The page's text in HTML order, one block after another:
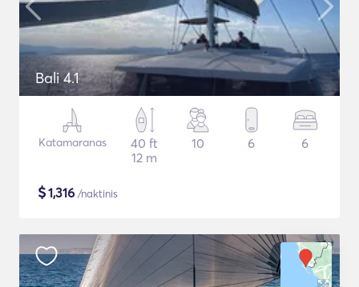
Bali 4.1
Katamaranas
40 ft
12 m
10 6 6
$1,316 /naktinis